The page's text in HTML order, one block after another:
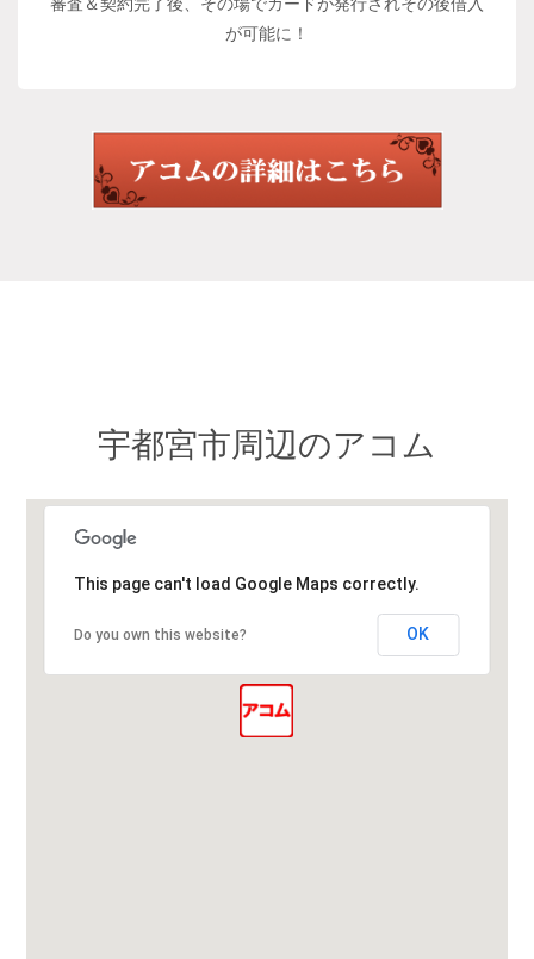
が可能に！
宇都宮市周辺のアコム
This page can't load Google Maps correctly.
Do you own this website? OK